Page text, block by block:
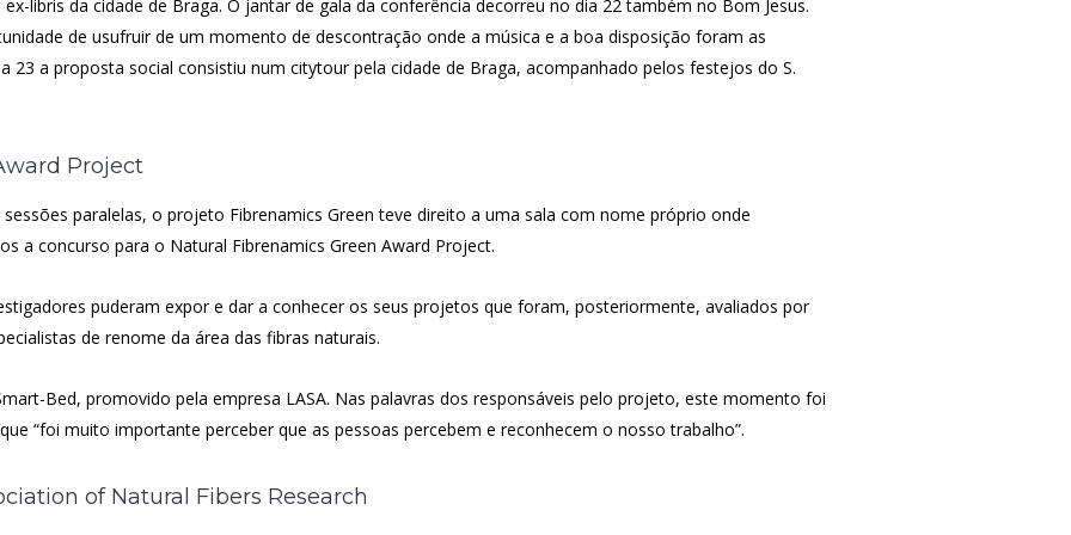
libris da cidade de Braga. O jantar de gala da conferência decorreu no dia 22 também no Bom Jesus.
de usufruir de um momento de descontração onde a música e a boa disposição foram as
23 a proposta social consistiu num citytour pela cidade de Braga, acompanhado pelos festejos do S.
Project
paralelas, o projeto Fibrenamics Green teve direito a uma sala com nome próprio onde
a concurso para o Natural Fibrenamics Green Award Project.
puderam expor e dar a conhecer os seus projetos que foram, posteriormente, avaliados por
de renome da área das fibras naturais.
Bed, promovido pela empresa LASA. Nas palavras dos responsáveis pelo projeto, este momento foi
“foi muito importante perceber que as pessoas percebem e reconhecem o nosso trabalho”.
of Natural Fibers Research